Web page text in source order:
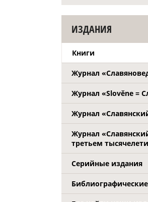
ИЗДАНИЯ
Книги
Журнал
Журнал «Slověne =
Журнал
Журнал
третьем
Серийные издания